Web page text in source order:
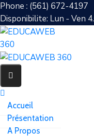
Phone : (561) 672-4197
Disponibilite: Lun - Ven
Accueil
Présentation
A Propos